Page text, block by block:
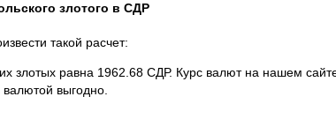
злотого в СДР
такой расчет:
злотых равна 1962.68 СДР. Курс валют на нашем
выгодно.